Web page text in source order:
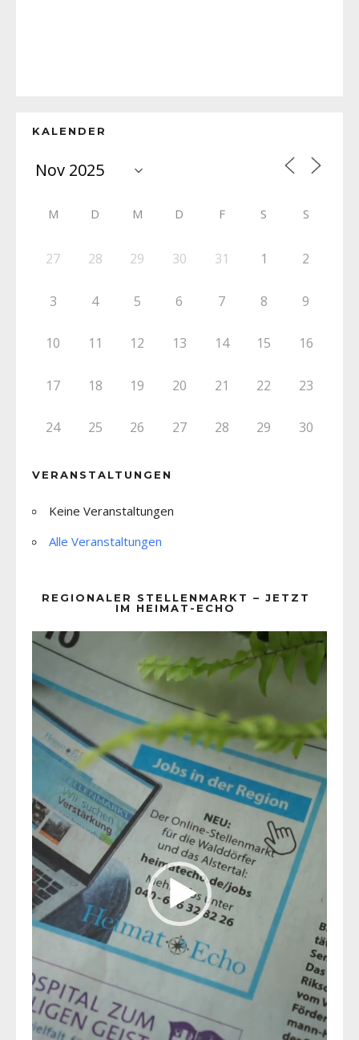
KALENDER
M D M D F S S
27 28 29 30 31 1 2
3 4 5 6 7 8 9
10 11 12 13 14 15 16
17 18 19 20 21 22 23
24 25 26 27 28 29 30
VERANSTALTUNGEN
Keine Veranstaltungen
Alle Veranstaltungen
REGIONALER STELLENMARKT – JETZT
IM HEIMAT-ECHO
Player